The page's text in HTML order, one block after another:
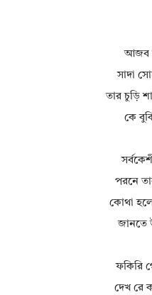
আজব
সাদা
তার চুড়ি
কে
পরনে
কোথা
জানতে
ফকিরি
দেখ রে